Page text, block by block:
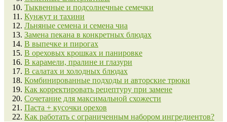
Тыквенные и подсолнечные семечки
Кунжут и тахини
Льняные семена и семена чиа
Замена пекана в конкретных блюдах
В выпечке и пирогах
В ореховых крошках и панировке
В карамели, пралине и глазури
В салатах и холодных блюдах
Комбинированные подходы и авторские трюки
Как корректировать рецептуру при замене
Сочетание для максимальной схожести
Паста + кусочки орехов
Как работать с ограниченным набором ингредиентов?